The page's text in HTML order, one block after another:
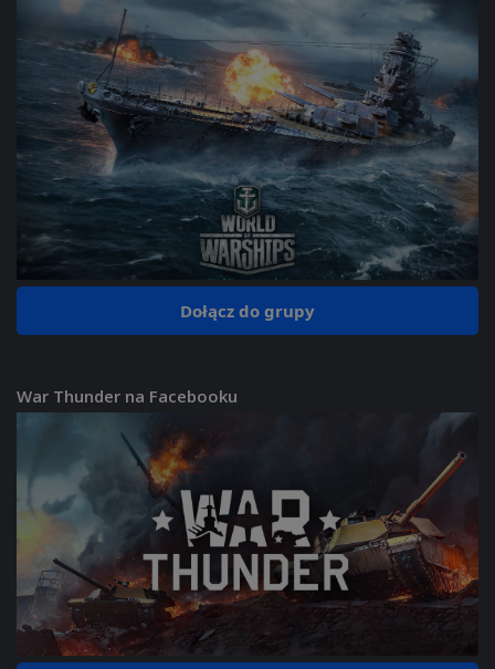
Dołącz do grupy
War Thunder na Facebooku